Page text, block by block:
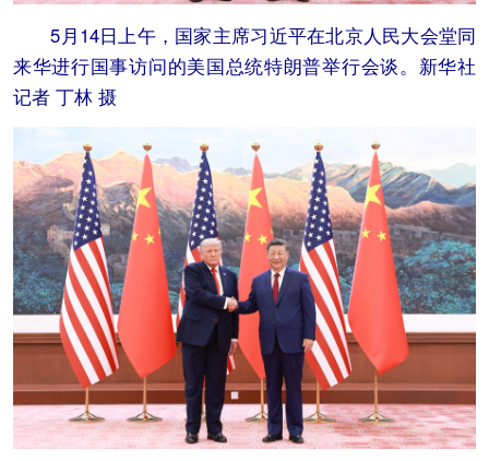
5月14日上午，国家主席习近平在北京人民大会堂同
来华进行国事访问的美国总统特朗普举行会谈。新华社
记者 丁林 摄